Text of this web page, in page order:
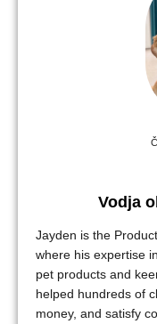
Vodja
Jayden is the
where his expertise
pet products and
helped hundreds of
money, and satisfy